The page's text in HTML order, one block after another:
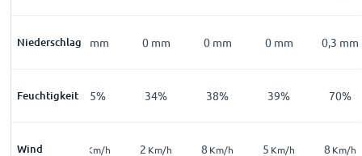
Niederschlag
0 mm 0 mm 0 mm 0 mm 0 mm 0,3 mm
Feuchtigkeit
71% 55% 34% 38% 39% 70%
Wind
9Km/h Km/h 2 Km/h 8 Km/h 5 Km/h 8 Km/h